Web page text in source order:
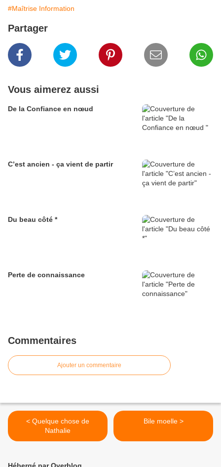
#Maîtrise Information
Partager
Vous aimerez aussi
De la Confiance en nœud
C’est ancien - ça vient de partir
Du beau côté *
Perte de connaissance
Commentaires
Ajouter un commentaire
< Quelque chose de
Nathalie
Bile moelle >